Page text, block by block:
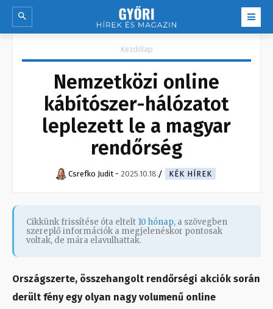
Kezdőlap
Nemzetközi online
kábítószer-hálózatot
leplezett le a magyar
rendőrség
Csrefko Judit - 2025.10.18. KÉK HÍREK
Cikkünk frissítése óta eltelt 10 hónap, a szövegben
szereplő információk a megjelenéskor pontosak
voltak, de mára elavulhattak.
Országszerte, összehangolt rendőrségi akciók során
derült fény egy olyan nagy volumenű online